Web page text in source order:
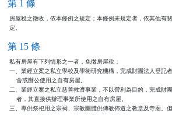
第 1 條
房屋稅之徵收，依本條例之規定；本條例未規定者，依其他有
定。
第 15 條
私有房屋有下列情形之一者，免徵房屋稅：
一、業經立案之私立學校及學術研究機構，完成財團法人登記
    舍或辦公使用之自有房屋。
二、業經立案之私立慈善救濟事業，不以營利為目的，完成財
    者，其直接供辦理事業所使用之自有房屋。
三、專供祭祀用之宗祠、宗教團體供傳教佈道之教堂及寺廟。